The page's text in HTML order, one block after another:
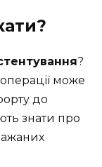
?
може
до
знати про